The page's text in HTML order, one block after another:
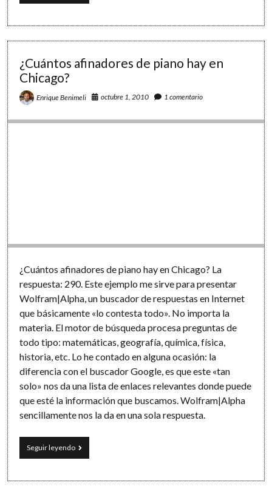
buscador
respuestas
asignatura:
Wolfram|Alpha
¿Cuántos afinadores de piano hay en
Chicago?
Enrique Benimeli octubre 1, 2010 1 comentario
¿Cuántos afinadores de piano hay en Chicago? La
respuesta: 290. Este ejemplo me sirve para presentar
Wolfram|Alpha, un buscador de respuestas en Internet
que básicamente «lo contesta todo». No importa la
materia. El motor de búsqueda procesa preguntas de
todo tipo: matemáticas, geografía, química, física,
historia, etc. Lo he contado en alguna ocasión: la
diferencia con el buscador Google, es que este «tan
solo» nos da una lista de enlaces relevantes donde puede
que esté la información que buscamos. Wolfram|Alpha
sencillamente nos la da en una sola respuesta.
Seguir leyendo¿Cuántos
afinadores
piano